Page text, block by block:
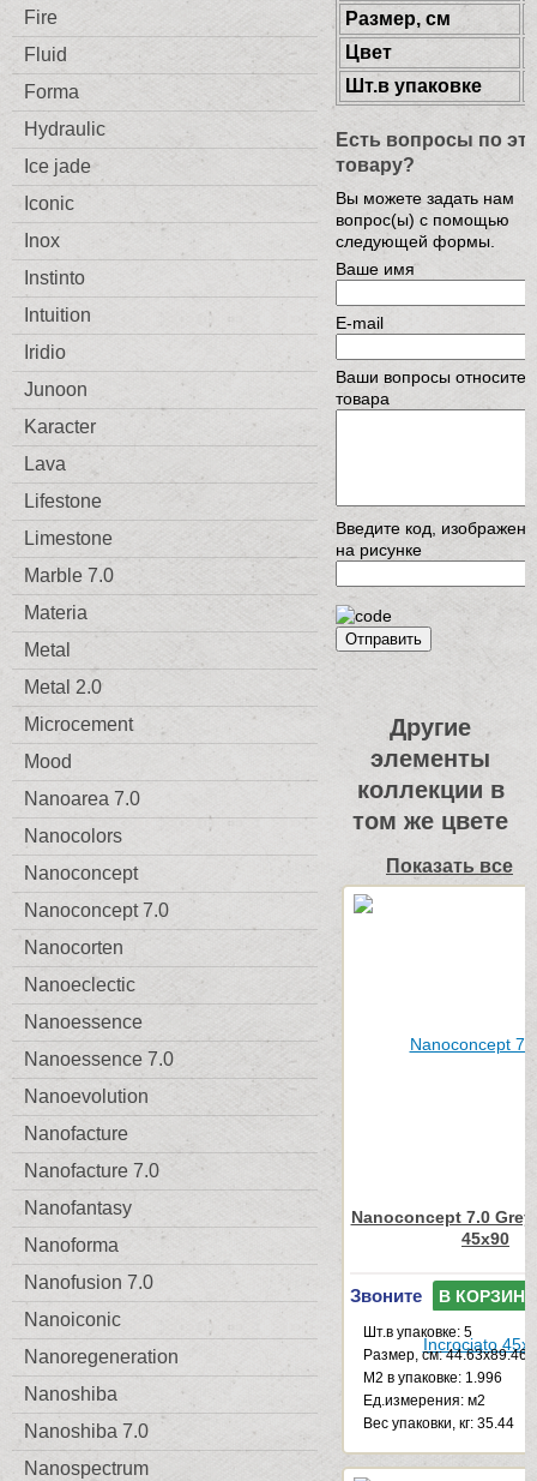
Fire
Fluid
Forma
Hydraulic
Ice jade
Iconic
Inox
Instinto
Intuition
Iridio
Junoon
Karacter
Lava
Lifestone
Limestone
Marble 7.0
Materia
Metal
Metal 2.0
Microcement
Mood
Nanoarea 7.0
Nanocolors
Nanoconcept
Nanoconcept 7.0
Nanocorten
Nanoeclectic
Nanoessence
Nanoessence 7.0
Nanoevolution
Nanofacture
Nanofacture 7.0
Nanofantasy
Nanoforma
Nanofusion 7.0
Nanoiconic
Nanoregeneration
Nanoshiba
Nanoshiba 7.0
Nanospectrum
Размер, см
Цвет
Шт.в упаковке
Есть вопросы по
товару?
Вы можете задать нам
вопрос(ы) с помощью
следующей формы.
Ваше имя
E-mail
Ваши вопросы
товара
Введите код,
на рисунке
Отправить
Другие
элементы
коллекции в
том же цвете
Показать все
Nanoconcept 7.0
45x90
Звоните В КОРЗИНУ
Шт.в упаковке: 5
Размер, см: 44.63x89.46
М2 в упаковке: 1.996
Ед.измерения: м2
Веc упаковки, кг: 35.44